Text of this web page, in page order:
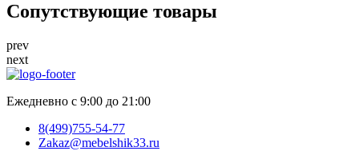
Сопутствующие товары
prev
next
Ежедневно с 9:00 до 21:00
8(499)755-54-77
Zakaz@mebelshik33.ru